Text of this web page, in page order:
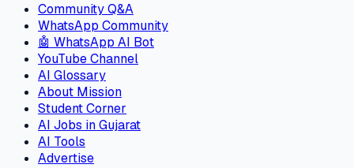
Community Q&A
WhatsApp Community
🤖 WhatsApp AI Bot
YouTube Channel
AI Glossary
About Mission
Student Corner
AI Jobs in Gujarat
AI Tools
Advertise